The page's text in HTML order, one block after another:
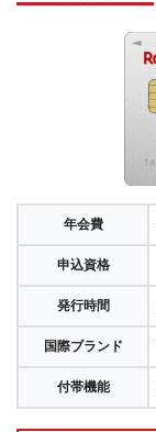
年会費
申込資格
発行時間
国際ブランド
付帯機能